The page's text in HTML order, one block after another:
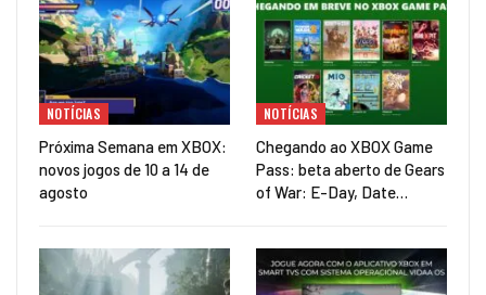
NOTÍCIAS
Próxima Semana em XBOX:
novos jogos de 10 a 14 de
agosto
NOTÍCIAS
Chegando ao XBOX Game
Pass: beta aberto de Gears
of War: E-Day, Date…